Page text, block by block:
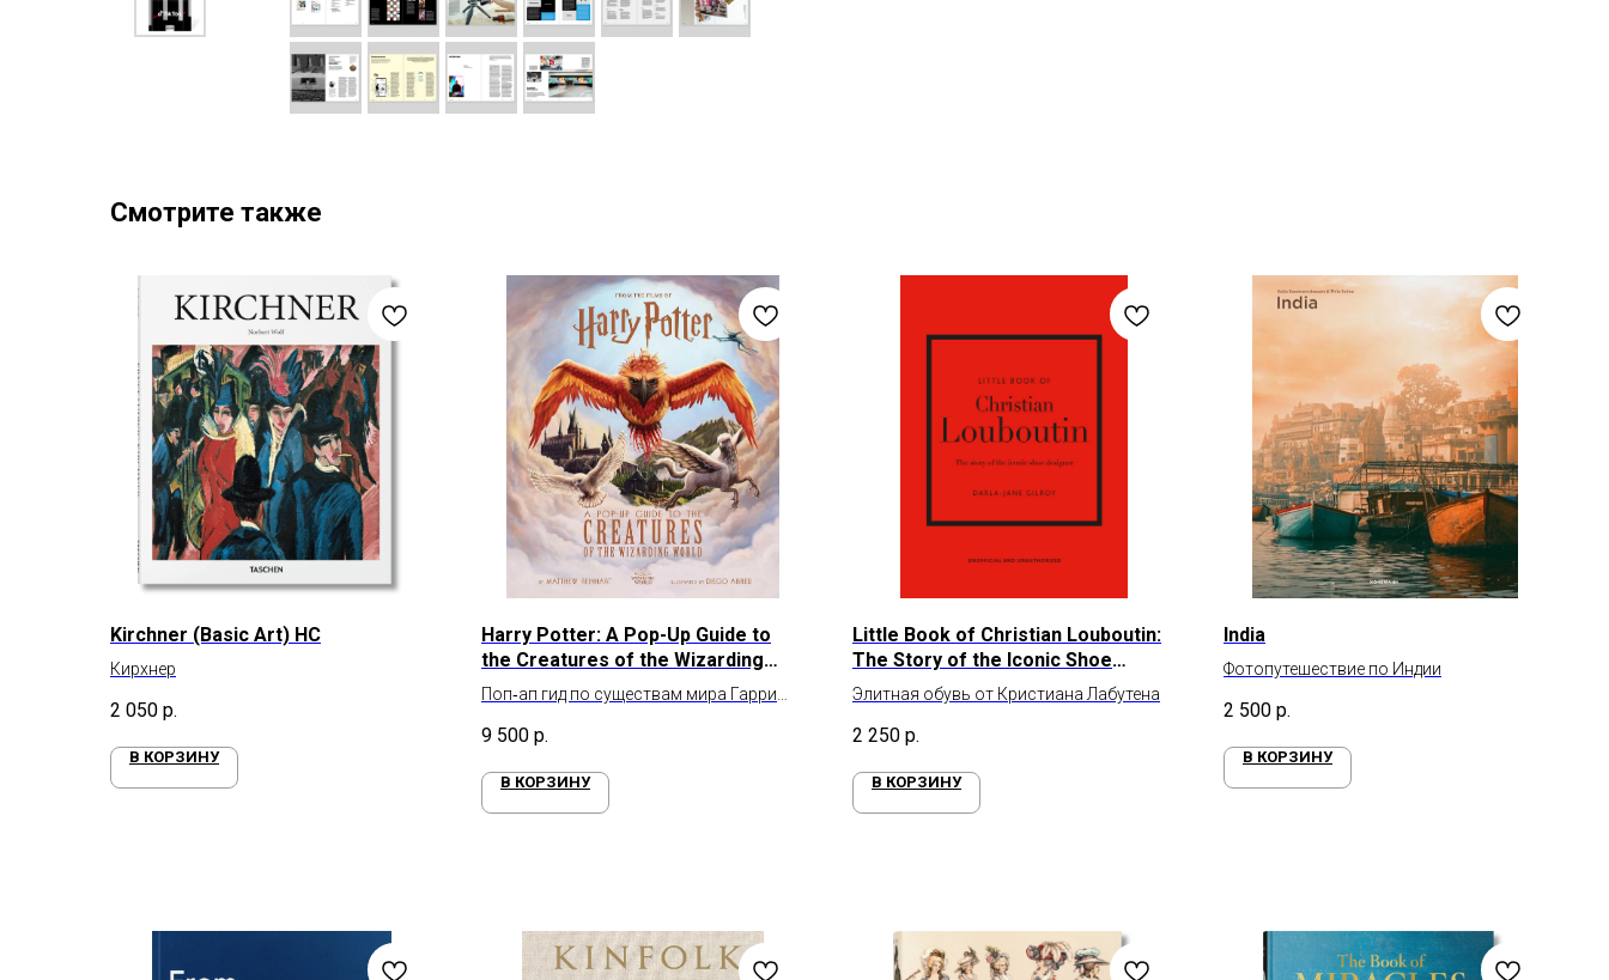
Смотрите также
Kirchner (Basic Art) HC
Кирхнер
2 050 р.
В КОРЗИНУ
Harry Potter: A Pop-Up Guide to
the Creatures of the Wizarding
World
Поп‑ап гид по существам мира Гарри
9 500 р.
В КОРЗИНУ
Little Book of Christian Louboutin:
The Story of the Iconic Shoe
Designer
Элитная обувь от Кристиана Лабутена
2 250 р.
В КОРЗИНУ
India
Фотопутешествие по Индии
2 500 р.
В КОРЗИНУ